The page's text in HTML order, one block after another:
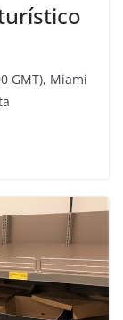
GMT), Miami